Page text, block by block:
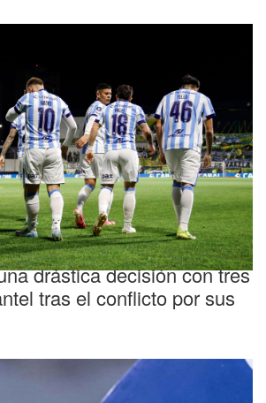
drástica decisión con tres
tras el conflicto por sus